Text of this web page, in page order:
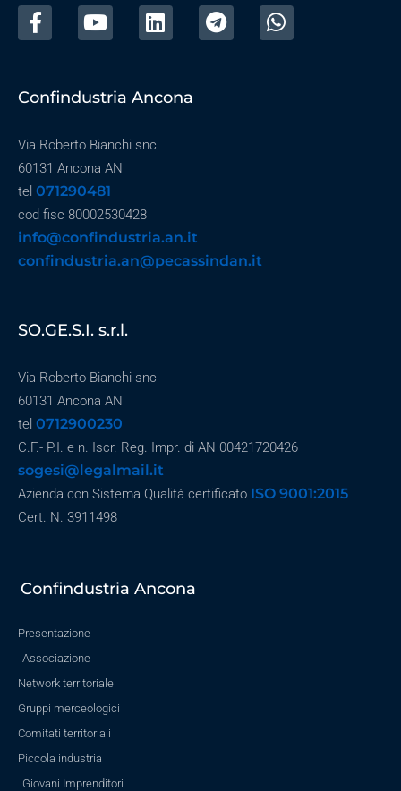
Confindustria Ancona
Via Roberto Bianchi snc
60131 Ancona AN
tel 071290481
cod fisc 80002530428
info@confindustria.an.it
confindustria.an@pecassindan.it
SO.GE.S.I. s.r.l.
Via Roberto Bianchi snc
60131 Ancona AN
tel 0712900230
C.F.- P.I. e n. Iscr. Reg. Impr. di AN 00421720426
sogesi@legalmail.it
Azienda con Sistema Qualità certificato ISO 9001:2015
Cert. N. 3911498
Confindustria Ancona
Presentazione
Associazione
Network territoriale
Gruppi merceologici
Comitati territoriali
Piccola industria
Giovani Imprenditori